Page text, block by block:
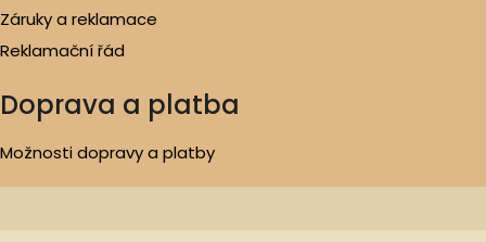
Záruky a reklamace
Reklamační řád
Doprava a platba
Možnosti dopravy a platby